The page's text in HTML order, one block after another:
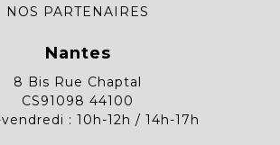
NOS PARTENAIRES
Nantes
8 Bis Rue Chaptal
CS91098 44100
: 10h-12h / 14h-17h